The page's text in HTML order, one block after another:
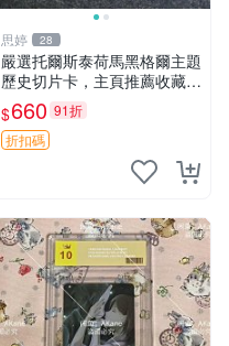
思婷 28
嚴選托爾斯泰荷馬黑格爾主題
歷史切片卡，主頁推薦收藏更
多親拆好卡 歷史切片卡 托爾
斯泰 荷馬 黑格爾
$660 91折
折扣碼